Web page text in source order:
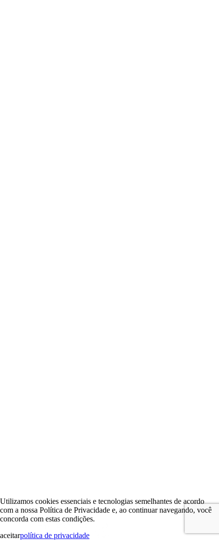
Utilizamos cookies essenciais e tecnologias semelhantes de acordo
com a nossa Política de Privacidade e, ao continuar navegando, você
concorda com estas condições.
aceitarpolítica de privacidade